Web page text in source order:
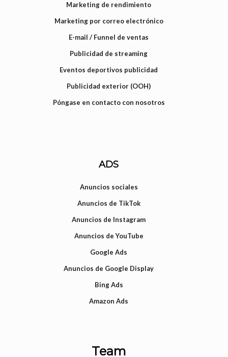
Marketing de rendimiento
Marketing por correo electrónico
E-mail / Funnel de ventas
Publicidad de streaming
Eventos deportivos publicidad
Publicidad exterior (OOH)
Póngase en contacto con nosotros
ADS
Anuncios sociales
Anuncios de TikTok
Anuncios de Instagram
Anuncios de YouTube
Google Ads
Anuncios de Google Display
Bing Ads
Amazon Ads
Team